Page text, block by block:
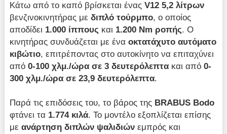
Κάτω από το καπό βρίσκεται έναςV12 5,2 λίτρων
βενζινοκινητήρας μεδιπλό τούρμπο, ο οποίος
αποδίδει 1.000 ίππους και 1.200 Nm ροπής. Ο
κινητήρας συνδυάζεται με έναοκτατάχυτο αυτόματο
κιβώτιο, επιτρέποντας στο αυτοκίνητο να επιταχύνει
από0-100 χλμ./ώρα σε 3 δευτερόλεπτα και από0-
300 χλμ./ώρα σε 23,9 δευτερόλεπτα.
Παρά τις επιδόσεις του, το βάρος της BRABUS Bodo
φτάνει τα 1.774 κιλά. Το μοντέλο εξοπλίζεται επίσης
μεανάρτηση διπλών ψαλιδιών εμπρός και